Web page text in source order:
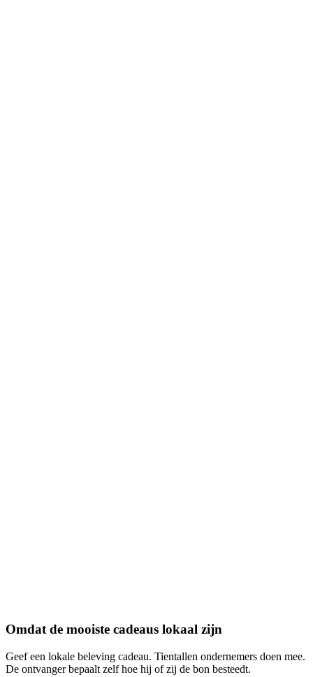
Omdat de mooiste cadeaus lokaal zijn
Geef een lokale beleving cadeau. Tientallen ondernemers doen mee.
De ontvanger bepaalt zelf hoe hij of zij de bon besteedt.